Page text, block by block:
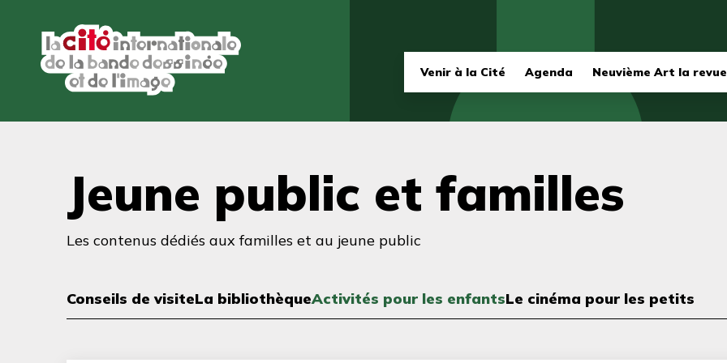
contenu
principal
principale
Venir à la Cité Agenda Neuvième Art la revue
Jeune public et familles
Les contenus dédiés aux familles et au jeune public
Conseils de visiteLa bibliothèqueActivités pour les enfantsLe cinéma pour les petits